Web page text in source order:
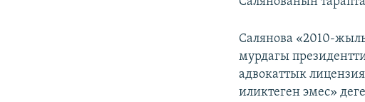
Салянова «2010-
мурдагы
адвокаттык
иликтеген эмес»